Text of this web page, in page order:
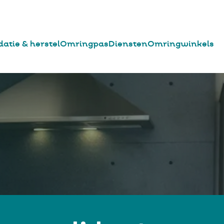
& herstelOmringpasDienstenOmringwinkels